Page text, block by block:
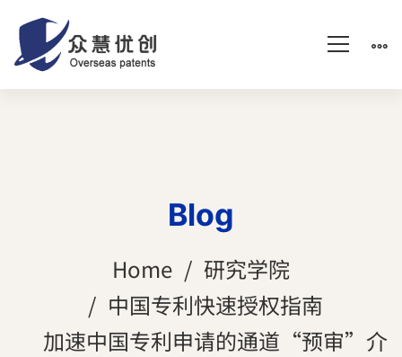
Blog
Home
研究学院
中国专利快速授权指南
加速中国专利申请的通道“预审”介